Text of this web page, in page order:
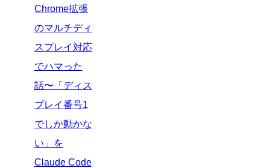
Chrome拡張
のマルチディ
スプレイ対応
でハマった
話〜「ディス
プレイ番号1
でしか動かな
い」を
Claude Code